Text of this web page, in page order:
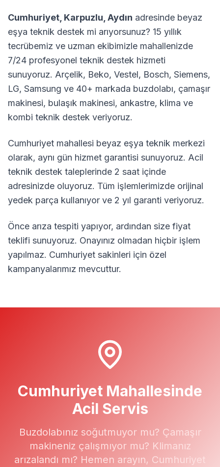
Cumhuriyet Karpuzlu Aydın adresinde beyaz
eşya teknik destek mi arıyorsunuz? 15 yıllık
tecrübemiz ve uzman ekibimizle mahallenizde
7/24 profesyonel teknik destek hizmeti
sunuyoruz. Arçelik, Beko, Vestel, Bosch, Siemens,
LG, Samsung ve 40+ markada buzdolabı, çamaşır
makinesi, bulaşık makinesi, ankastre, klima ve
kombi teknik destek veriyoruz.
Cumhuriyet mahallesi beyaz eşya teknik merkezi
olarak, aynı gün hizmet garantisi sunuyoruz. Acil
teknik destek taleplerinde 2 saat içinde
adresinizde oluyoruz. Tüm işlemlerimizde orijinal
yedek parça kullanıyor ve 2 yıl garanti veriyoruz.
Önce arıza tespiti yapıyor, ardından size fiyat
teklifi sunuyoruz. Onayınız olmadan hiçbir işlem
yapılmaz. Cumhuriyet sakinleri için özel
kampanyalarımız mevcuttur.
Cumhuriyet Mahallesinde
Acil Servis
Buzdolabınız soğutmuyor mu? Çamaşır
makineniz çalışmıyor mu? Klimanız
arızalandı mı? Hemen arayın, Cumhuriyet